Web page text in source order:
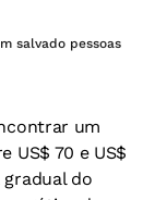
salvado pessoas
um
US$ 70 e US$
do